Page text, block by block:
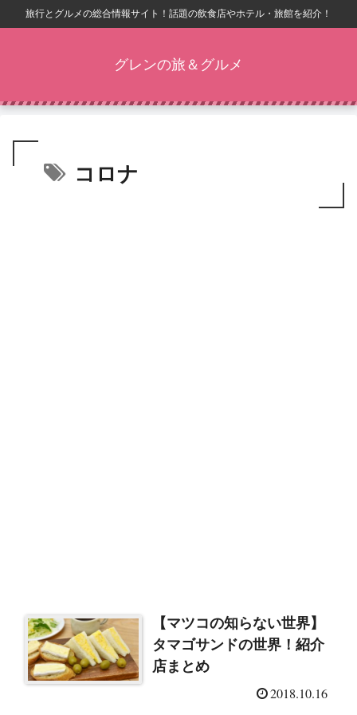
旅行とグルメの総合情報サイト！話題の飲食店やホテル・旅館を紹介！
グレンの旅＆グルメ
コロナ
【マツコの知らない世界】
タマゴサンドの世界！紹介
店まとめ
2018.10.16